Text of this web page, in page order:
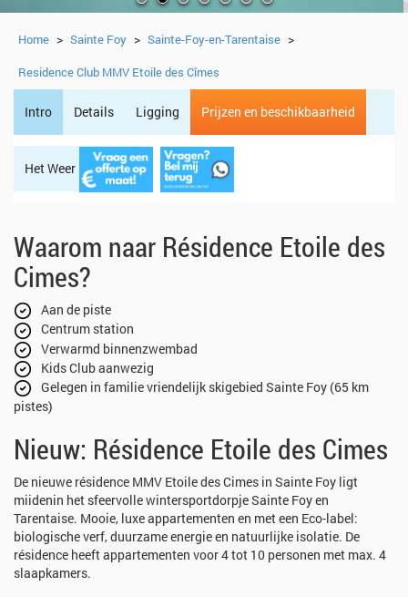
Home > Sainte Foy > Sainte-Foy-en-Tarentaise >
Residence Club MMV Etoile des Cîmes
Intro Details Ligging Prijzen en beschikbaarheid
Het Weer Regio
Waarom naar Résidence Etoile des
Cimes?
Aan de piste
Centrum station
Verwarmd binnenzwembad
Kids Club aanwezig
Gelegen in familie vriendelijk skigebied Sainte Foy (65 km
pistes)
Nieuw: Résidence Etoile des Cimes
De nieuwe résidence MMV Etoile des Cimes in Sainte Foy ligt
miidenin het sfeervolle wintersportdorpje Sainte Foy en
Tarentaise. Mooie, luxe appartementen en met een Eco-label:
biologische verf, duurzame energie en natuurlijke isolatie. De
résidence heeft appartementen voor 4 tot 10 personen met max. 4
slaapkamers.